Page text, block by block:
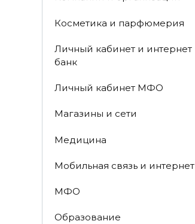
Косметика и парфюмерия
Личный кабинет и интернет
банк
Личный кабинет МФО
Магазины и сети
Медицина
Мобильная связь и интернет
МФО
Образование